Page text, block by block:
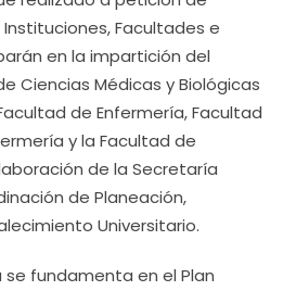
Facultades e
en la impartición del
Ciencias Médicas y Biológicas
de Enfermería, Facultad
y la Facultad de
de la Secretaría
de Planeación,
Universitario.
fundamenta en el Plan